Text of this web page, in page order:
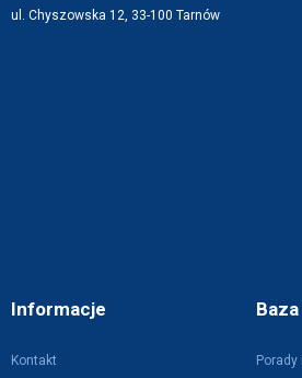
Informacje
Kontakt
ul. Chyszowska 12, 33-100 Tarnów